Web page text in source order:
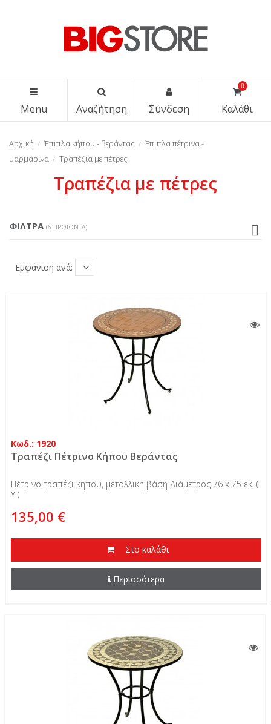
Menu Αναζήτηση Σύνδεση
0
Καλάθι
Αρχική Έπιπλα κήπου - βεράντας
Έπιπλα πέτρινα -
μαρμάρινα
Τραπέζια με πέτρες
Τραπέζια με πέτρες
Εμφάνιση ανά:
Κωδ.: 1920
Τραπέζι Πέτρινο Κήπου Βεράντας
Πέτρινο τραπέζι κήπου, μεταλλική βάση Διάμετρος 76 x 75 εκ. (
Υ )
135,00 €
Στο καλάθι
Περισσότερα
ΦΊΛΤΡΑ (6 ΠΡΟΪΌΝΤΑ)